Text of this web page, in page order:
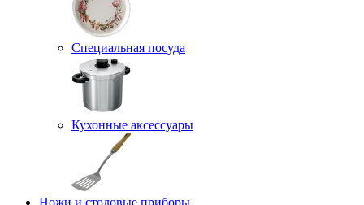
Специальная посуда
Кухонные аксессуары
Ножи и столовые приборы